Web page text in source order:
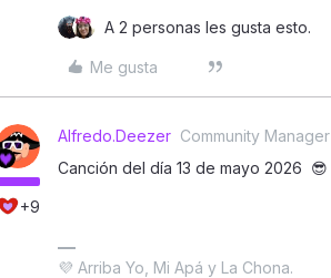
A 2 personas les gusta esto.
Me gusta
+9
Alfredo.Deezer Community Manager
Canción del día 13 de mayo 2026 😎
💜 Arriba Yo, Mi Apá y La Chona.